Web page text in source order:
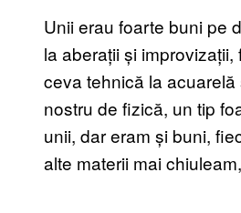
Unii erau foarte buni pe
la aberații și
ceva tehnică la
nostru de fizică, un tip
unii, dar eram și buni,
alte materii mai